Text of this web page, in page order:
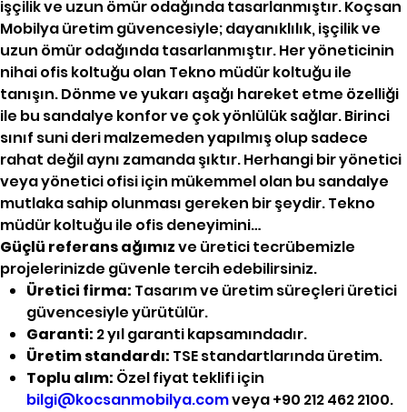
işçilik ve uzun ömür odağında tasarlanmıştır. Koçsan
Mobilya üretim güvencesiyle; dayanıklılık, işçilik ve
uzun ömür odağında tasarlanmıştır. Her yöneticinin
nihai ofis koltuğu olan Tekno müdür koltuğu ile
tanışın. Dönme ve yukarı aşağı hareket etme özelliği
ile bu sandalye konfor ve çok yönlülük sağlar. Birinci
sınıf suni deri malzemeden yapılmış olup sadece
rahat değil aynı zamanda şıktır. Herhangi bir yönetici
veya yönetici ofisi için mükemmel olan bu sandalye
mutlaka sahip olunması gereken bir şeydir. Tekno
müdür koltuğu ile ofis deneyimini…
Güçlü referans ağımızve üretici tecrübemizle
projelerinizde güvenle tercih edebilirsiniz.
Üretici firma: Tasarım ve üretim süreçleri üretici
güvencesiyle yürütülür.
Garanti: 2 yıl garanti kapsamındadır.
Üretim standardı: TSE standartlarında üretim.
Toplu alım: Özel fiyat teklifi için
bilgi@kocsanmobilya.comveya +90 212 462 2100.